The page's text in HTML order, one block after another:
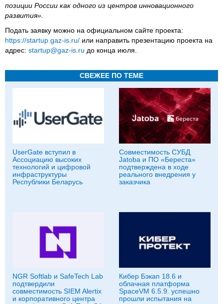
позиции России как одного из центров инновационного
развития».
Подать заявку можно на официальном сайте проекта:
https://startup.gaz-is.ru/ или направить презентацию проекта на
адрес: startup@gaz-is.ru до конца июля.
СВЕЖЕЕ ПО ТЕМЕ
UserGate вступил в
Ассоциацию высоких
технологий и цифровой
инфраструктуры
Республики Беларусь
Совместимость СУБД
Jatoba и ПО «Береста»
подтверждена в ходе
реального внедрения у
заказчика
NGR Softlab и SafeTech Lab
подтвердили
совместимость SIEM Alertix
и корпоративного центра
Кибер Бэкап 18.6 и
облачная платформа
SpaceVM 6.5.9. успешно
прошли испытания на